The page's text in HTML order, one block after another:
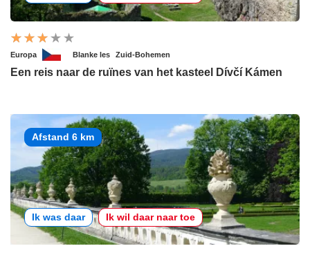
Europa Blanke les Zuid-Bohemen
Een reis naar de ruïnes van het kasteel Dívčí Kámen
Afstand 6 km
Ik was daar Ik wil daar naar toe